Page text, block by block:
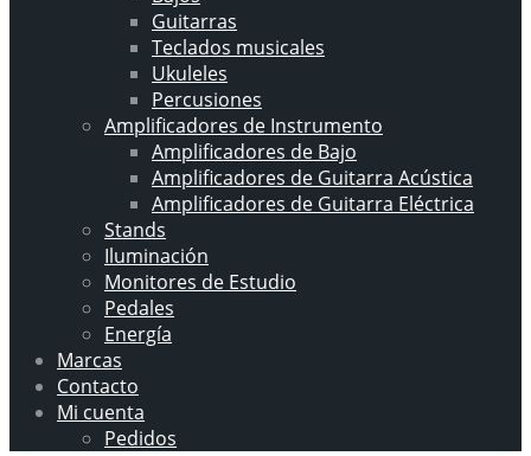
Guitarras
Teclados musicales
Ukuleles
Percusiones
Amplificadores de Instrumento
Amplificadores de Bajo
Amplificadores de Guitarra Acústica
Amplificadores de Guitarra Eléctrica
Stands
Iluminación
Monitores de Estudio
Pedales
Energía
Marcas
Contacto
Mi cuenta
Pedidos